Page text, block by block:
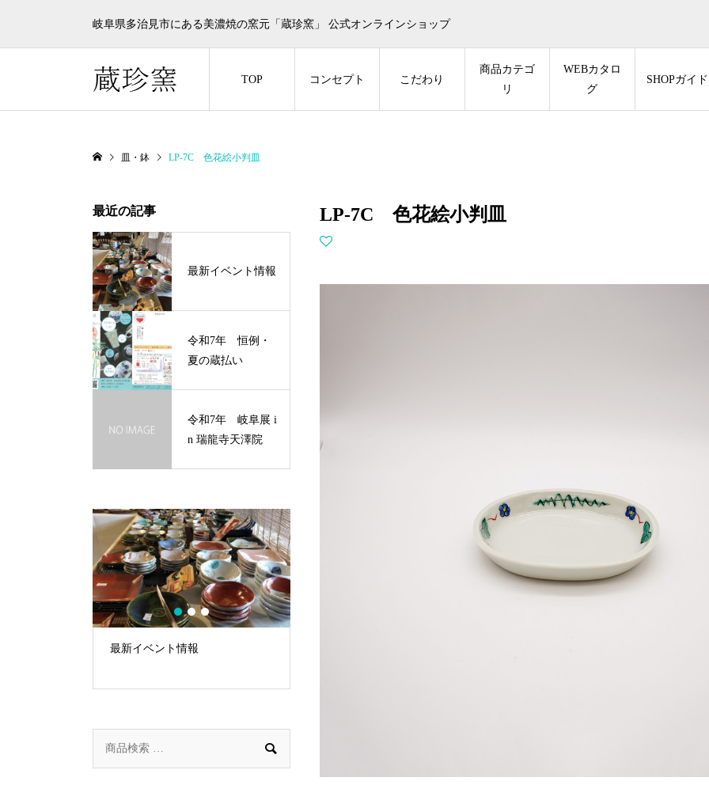
岐阜県多治見市にある美濃焼の窯元「蔵珍窯」 公式オンラインショップ
TOP コンセプト こだわり
商品カテゴ
リ
WEBカタロ
グ
SHOPガイド
皿・鉢 LP-7C 色花絵小判皿
LP-7C 色花絵小判皿
最近の記事
最新イベント情報
令和7年 恒例・
夏の蔵払い
令和7年 岐阜展 i
n 瑞龍寺天澤院
最新イベント情報
1 2 3
